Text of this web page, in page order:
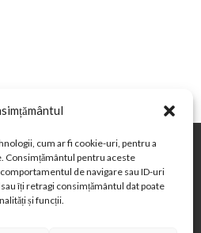
cum ar fi cookie-uri, pentru a
Consimțământul pentru aceste
de navigare sau ID-uri
îți retragi consimțământul dat poate
și funcții.
telefoane